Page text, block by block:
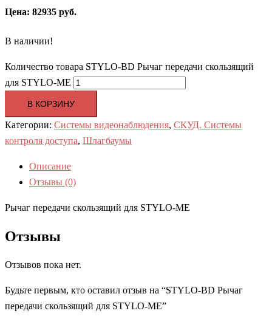
Цена: 82935 руб.
В наличии!
Количество товара STYLO-BD Рычаг передачи скользящий
для STYLO-ME
В КОРЗИНУ
Категории: Системы видеонаблюдения, СКУД. Системы
контроля доступа, Шлагбаумы
Описание
Отзывы (0)
Рычаг передачи скользящий для STYLO-ME
Отзывы
Отзывов пока нет.
Будьте первым, кто оставил отзыв на “STYLO-BD Рычаг
передачи скользящий для STYLO-ME”